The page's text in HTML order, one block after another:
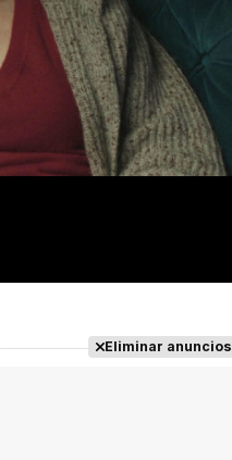
Eliminar anuncios